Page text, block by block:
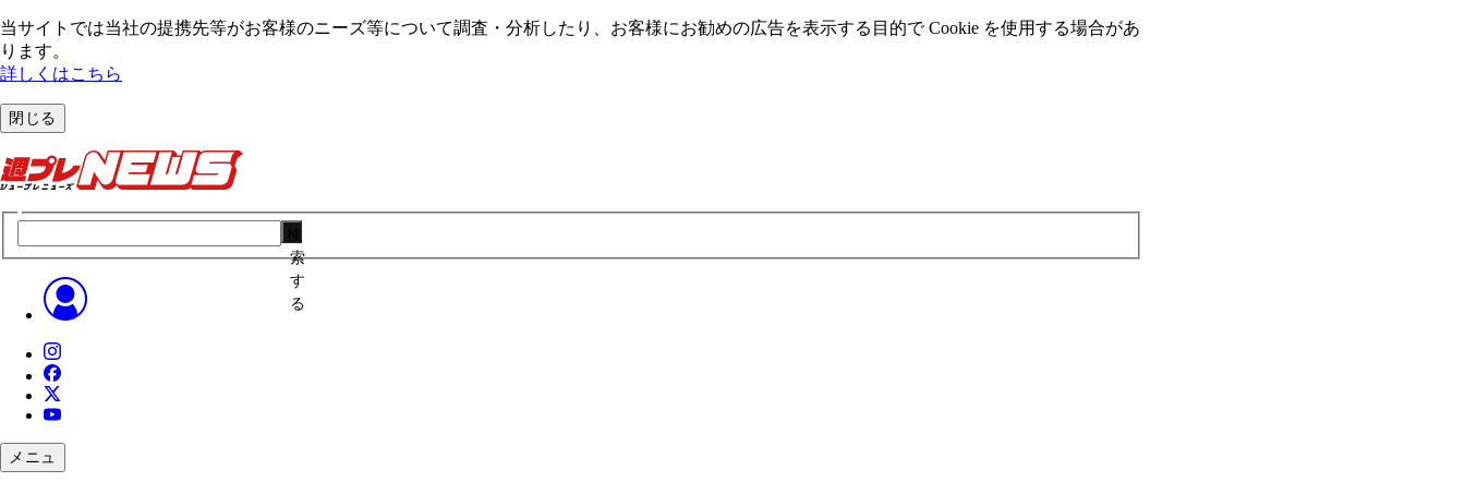
当サイトでは当社の提携先等がお客様のニーズ等について調査・分析したり、お客様にお勧めの広告を表⽰する⽬的で Cookie を使⽤する場合があ
ります。
詳しくはこちら
閉じる
索
す
る
メニュ